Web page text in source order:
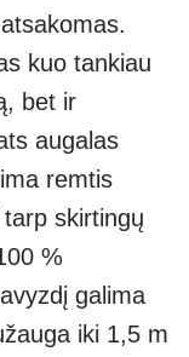
kuo tankiau
bet ir
augalas
remtis
skirtingų
%
galima
iki 1,5 m